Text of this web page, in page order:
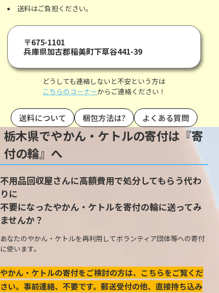
送料はご負担ください。
〒675-1101
兵庫県加古郡稲美町下草谷441-39
どうしても連絡しないと不安という方は
こちらのコーナーからご連絡ください！
送料について 梱包方法は? よくある質問
栃木県でやかん・ケトルの寄付は『寄
付の輪』へ
不用品回収屋さんに高額費用で処分してもらう代わ
りに
不要になったやかん・ケトルを寄付の輪に送ってみ
ませんか？
あなたのやかん・ケトルを再利用してボランティア団体等への寄付
に使います。
やかん・ケトルの寄付をご検討の方は、こちらをご覧くだ
さい。事前連絡、不要です。郵送受付の他、直接持ち込み